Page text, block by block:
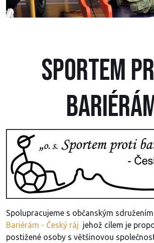
SPORTEM
Spolupracujeme s občanským sdružením
Bariérám - Český ráj jehož cílem je
postižené osoby s většinovou